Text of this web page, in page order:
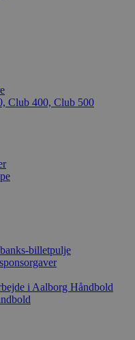
Club 400, Club 500
billetpulje
i Aalborg Håndbold